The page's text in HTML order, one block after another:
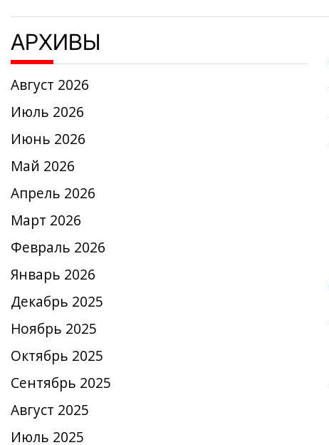
АРХИВЫ
Август 2026
Июль 2026
Июнь 2026
Май 2026
Апрель 2026
Март 2026
Февраль 2026
Январь 2026
Декабрь 2025
Ноябрь 2025
Октябрь 2025
Сентябрь 2025
Август 2025
Июль 2025